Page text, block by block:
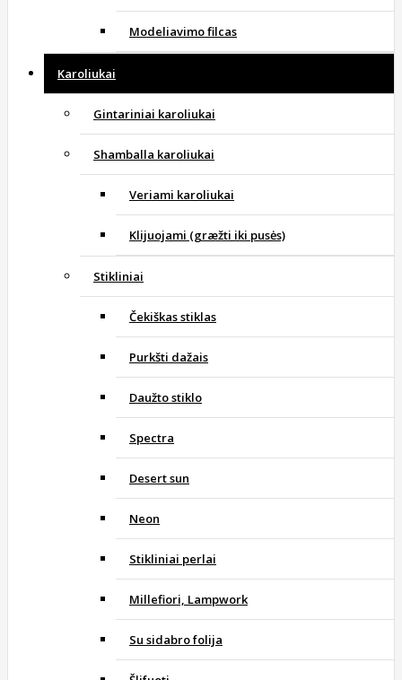
Modeliavimo filcas
Karoliukai
Gintariniai karoliukai
Shamballa karoliukai
Veriami karoliukai
Klijuojami (græžti iki pusės)
Stikliniai
Čekiškas stiklas
Purkšti dažais
Daužto stiklo
Spectra
Desert sun
Neon
Stikliniai perlai
Millefiori, Lampwork
Su sidabro folija